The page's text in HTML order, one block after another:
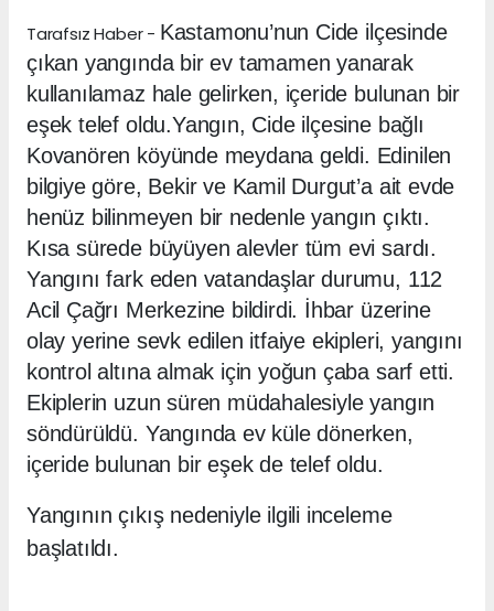
Tarafsız Haber - Kastamonu’nun Cide ilçesinde
çıkan yangında bir ev tamamen yanarak
kullanılamaz hale gelirken, içeride bulunan bir
eşek telef oldu.Yangın, Cide ilçesine bağlı
Kovanören köyünde meydana geldi. Edinilen
bilgiye göre, Bekir ve Kamil Durgut’a ait evde
henüz bilinmeyen bir nedenle yangın çıktı.
Kısa sürede büyüyen alevler tüm evi sardı.
Yangını fark eden vatandaşlar durumu, 112
Acil Çağrı Merkezine bildirdi. İhbar üzerine
olay yerine sevk edilen itfaiye ekipleri, yangını
kontrol altına almak için yoğun çaba sarf etti.
Ekiplerin uzun süren müdahalesiyle yangın
söndürüldü. Yangında ev küle dönerken,
içeride bulunan bir eşek de telef oldu.
Yangının çıkış nedeniyle ilgili inceleme
başlatıldı.